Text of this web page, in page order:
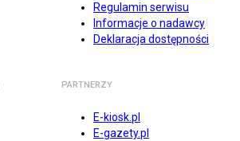
Regulamin serwisu
Informacje o nadawcy
Deklaracja dostępności
PARTNERZY
E-kiosk.pl
E-gazety.pl